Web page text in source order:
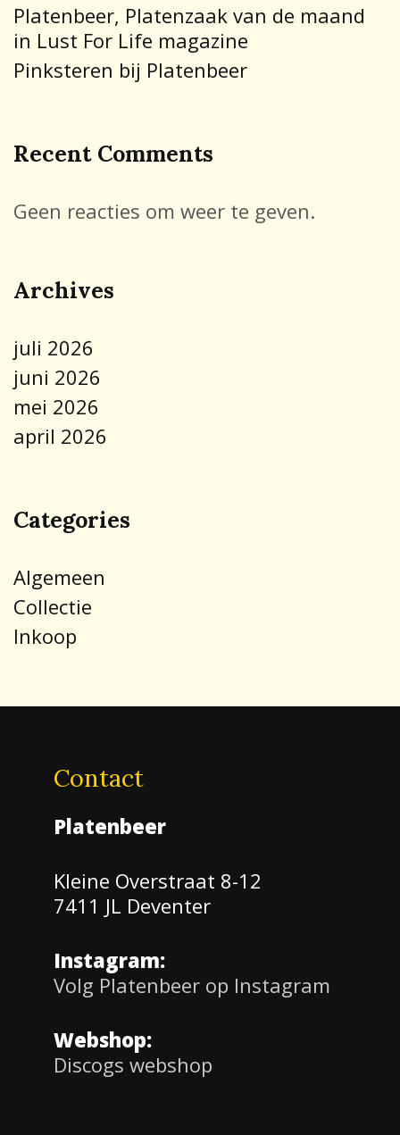
Platenbeer, Platenzaak van de maand
in Lust For Life magazine
Pinksteren bij Platenbeer
Recent Comments
Geen reacties om weer te geven.
Archives
juli 2026
juni 2026
mei 2026
april 2026
Categories
Algemeen
Collectie
Inkoop
Contact
Platenbeer
Kleine Overstraat 8-12
7411 JL Deventer
Instagram:
Volg Platenbeer op Instagram
Webshop:
Discogs webshop